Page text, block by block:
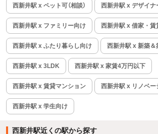
西新井駅 x ペット可（相談） 西新井駅 x デザイナ
西新井駅 x ファミリー向け 西新井駅 x 借家・
西新井駅 x ふたり暮らし向け 西新井駅 x 新築＆
西新井駅 x 3LDK 西新井駅 x 家賃4万円以下
西新井駅 x 賃貸マンション 西新井駅 x リノベー
西新井駅 x 学生向け
西新井駅近くの駅から探す